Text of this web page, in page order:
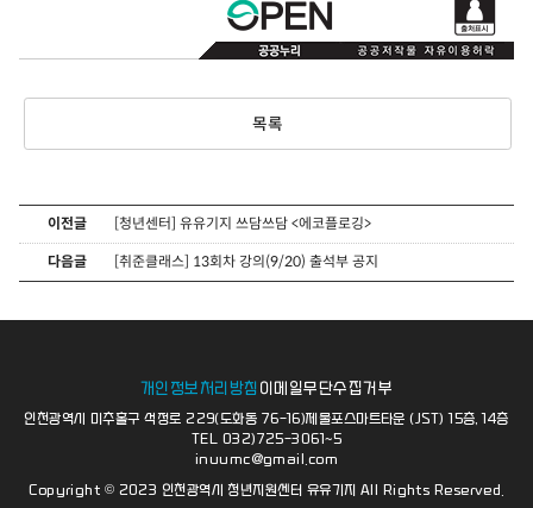
목록
이전글 [청년센터] 유유기지 쓰담쓰담 <에코플로깅>
다음글 [취준클래스] 13회차 강의(9/20) 출석부 공지
개인정보처리방침 이메일무단수집거부
인천광역시 미추홀구 석정로 229(도화동 76-16)제물포스마트타운 (JST) 15층, 14층
TEL 032)725-3061~5
inuumc@gmail.com
Copyright © 2023 인천광역시 청년지원센터 유유기지 All Rights Reserved.